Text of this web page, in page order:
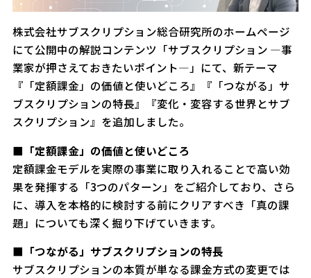
株式会社サブスクリプション総合研究所のホームページ
にて公開中の解説コンテンツ「サブスクリプション ―事
業家が押さえておきたいポイント―」にて、新テーマ
『「定額課金」の価値と使いどころ』『「つながる」サ
ブスクリプションの特長』『変化・変容する世界とサブ
スクリプション』を追加しました。
■「定額課金」の価値と使いどころ
定額課金モデルを実際の事業に取り入れることで高い効
果を発揮する「3つのパターン」をご紹介しており、さら
に、導入を本格的に検討する前にクリアすべき「真の課
題」についても深く掘り下げていきます。
■「つながる」サブスクリプションの特長
サブスクリプションの本質が単なる課金方式の変更では